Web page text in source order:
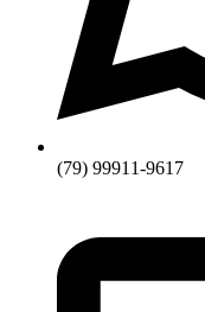
(79) 99911-9617